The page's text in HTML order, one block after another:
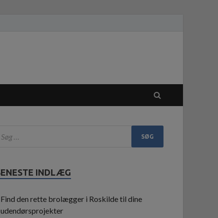
INDLÆG
Find den rette brolægger i Roskilde til dine
udendørsprojekter